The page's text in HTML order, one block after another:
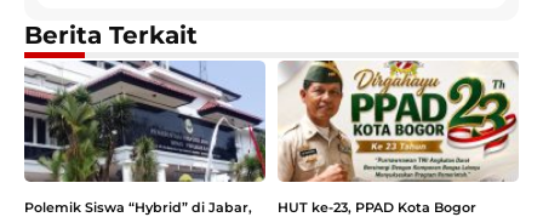
Berita Terkait
Polemik Siswa “Hybrid” di Jabar,
HUT ke-23, PPAD Kota Bogor